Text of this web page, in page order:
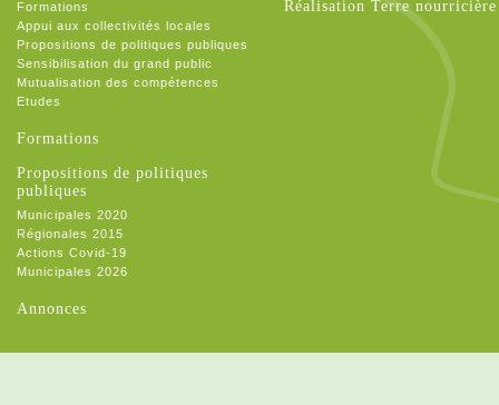
Formations
Appui aux collectivités locales
Propositions de politiques publiques
Sensibilisation du grand public
Mutualisation des compétences
Etudes
Formations
Propositions de politiques
publiques
Municipales 2020
Régionales 2015
Actions Covid-19
Municipales 2026
Annonces
Réalisation Terre nourricière